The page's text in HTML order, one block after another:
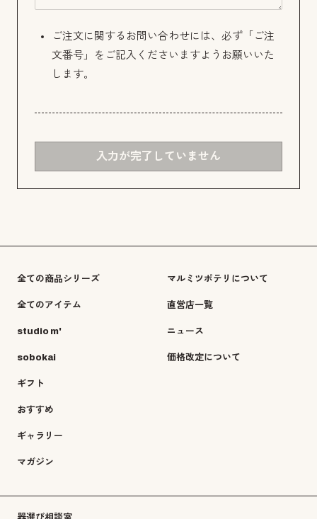
ご注文に関するお問い合わせには、必ず「ご注
文番号」をご記入くださいますようお願いいた
します。
入力が完了していません
全ての商品シリーズ
全てのアイテム
studio m'
sobokai
ギフト
おすすめ
ギャラリー
マガジン
マルミツポテリについて
直営店一覧
ニュース
価格改定について